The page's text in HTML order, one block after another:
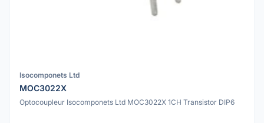
Isocomponets Ltd
MOC3022X
Optocoupleur Isocomponets Ltd MOC3022X 1CH Transistor DIP6